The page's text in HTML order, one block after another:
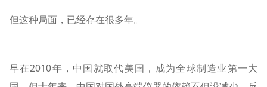
但这种局面，已经存在很多年。
早在2010年，中国就取代美国，成为全球制造业第一大